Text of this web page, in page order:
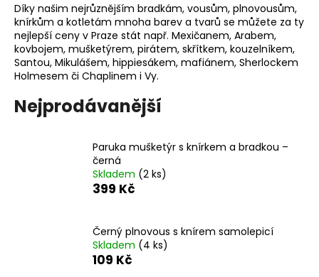
Díky našim nejrůznějším bradkám, vousům, plnovousům,
knírkům a kotletám mnoha barev a tvarů se můžete za ty
nejlepší ceny v Praze stát např. Mexičanem, Arabem,
kovbojem, mušketýrem, pirátem, skřítkem, kouzelníkem,
Santou, Mikulášem, hippiesákem, mafiánem, Sherlockem
Holmesem či Chaplinem i Vy.
Nejprodávanější
Paruka mušketýr s knírkem a bradkou –
černá
Skladem (2 ks)
399 Kč
Černý plnovous s knírem samolepicí
Skladem (4 ks)
109 Kč
j
e
t
e
n
a
HLEDAT